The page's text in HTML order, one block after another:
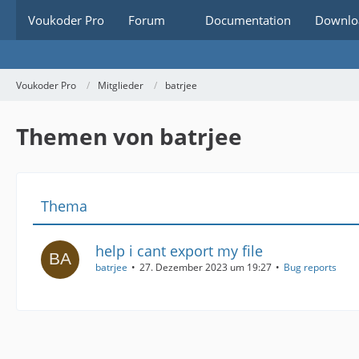
Voukoder Pro Forum Documentation
Voukoder Pro Mitglieder batrjee
Themen von batrjee
Thema
help i cant export my file
batrjee 27. Dezember 2023 um 19:27 Bug reports